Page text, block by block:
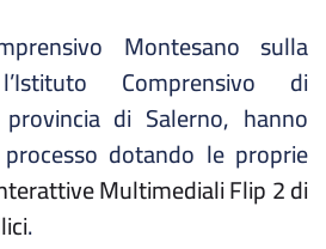
Montesano sulla
Comprensivo di
di Salerno, hanno
dotando le proprie
Multimediali Flip 2 di
.